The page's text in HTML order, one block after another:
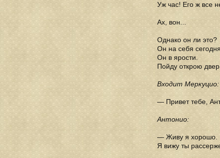
Уж час! Его ж все
Ах, вон...
Однако он ли это?
Он на себя
Он в ярости.
Пойду открою
Входит Меркуцио:
— Привет тебе,
Антонио:
— Живу я хорошо.
Я вижу ты